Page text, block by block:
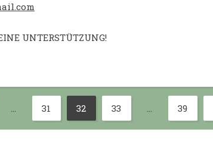
UNTERSTÜTZUNG!
31 32 33 39